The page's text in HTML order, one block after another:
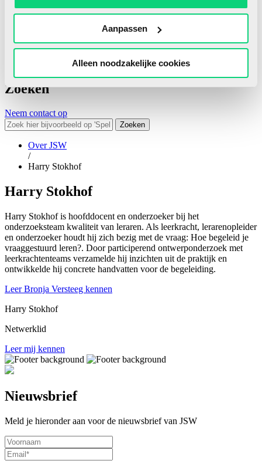
Aanpassen
Alleen noodzakelijke cookies
Zoeken
Neem contact op
Zoeken
Over JSW
/
Harry Stokhof
Harry Stokhof
Harry Stokhof is hoofddocent en onderzoeker bij het
onderzoeksteam kwaliteit van leraren. Als leerkracht, lerarenopleider
en onderzoeker houdt hij zich bezig met de vraag: Hoe begeleid je
vraaggestuurd leren?. Door participerend ontwerponderzoek met
leerkrachtenteams verzamelde hij inzichten uit de praktijk en
ontwikkelde hij concrete handvatten voor de begeleiding.
Leer Bronja Versteeg kennen
Harry Stokhof
Netwerklid
Leer mij kennen
Nieuwsbrief
Meld je hieronder aan voor de nieuwsbrief van JSW